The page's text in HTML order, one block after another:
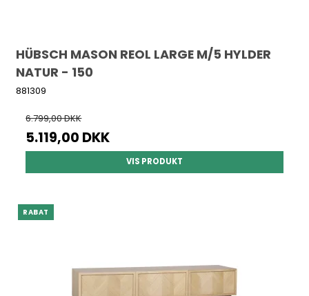
HÜBSCH MASON REOL LARGE M/5 HYLDER
NATUR - 150
881309
6.799,00 DKK
5.119,00 DKK
VIS PRODUKT
RABAT